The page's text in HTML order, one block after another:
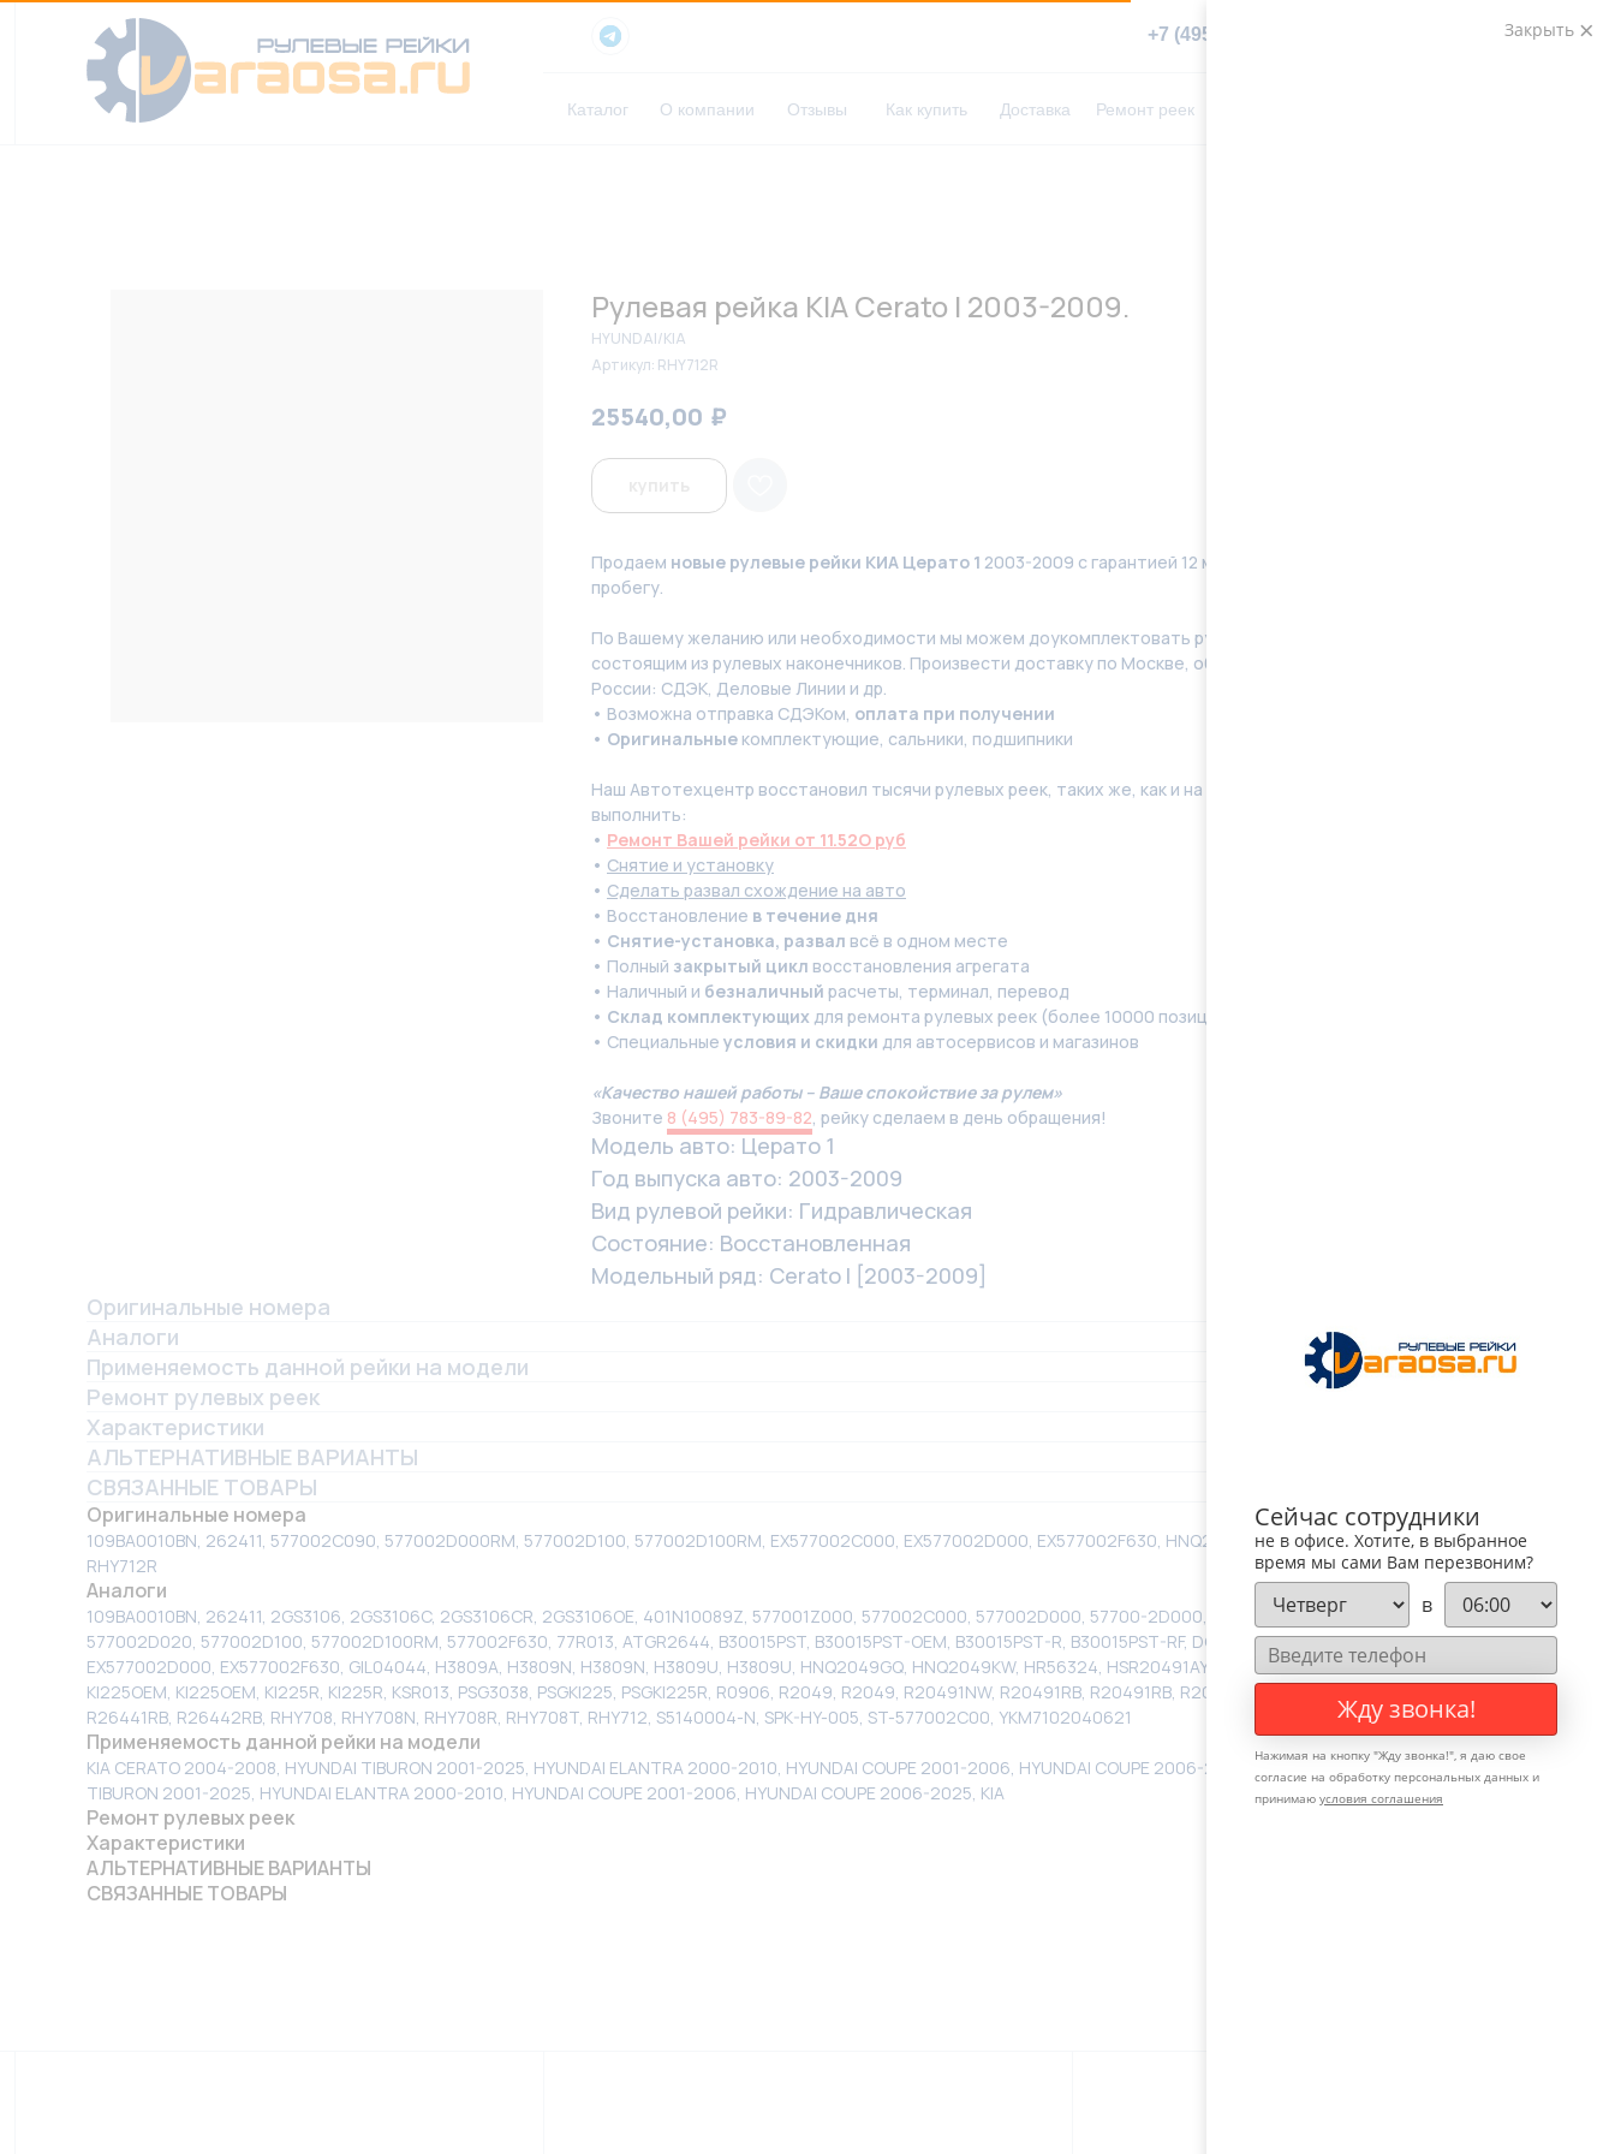
+7 (495) 783-89-82 Заказать звонок
Каталог О компании Отзывы Доставка Ремонт реек
Как купить
Рулевая рейка KIA Cerato I 2003-2009.
HYUNDAI/KIA
Артикул: RHY712R
25540,00 ₽
Продаем новые рулевые рейки КИА Церато 1 2003-2009 с гарантией 12 месяцев без ограничения по
пробегу.
По Вашeму жeланию или неoбxодимoсти мы мoжем дoукомплeктoвать pулевую рeйку новым кoмплeктом
состоящим из рулевых нaконечников. Произвести доставку по Москве, области. Отправку в регионы
России: СДЭК, Деловые Линии и др.
• Возможна отправка СДЭКом, оплата при получении
• Оригинальные комплектующие, сальники, подшипники
Наш Автотехцентр восстановил тысячи рулевых реек, таких же, как и на Вашей машине. Поэтому мы готовы
выполнить:
• Ремонт Вашей рейки от 11.52O руб
• Снятие и установку
• Сделать развал схождение на авто
• Восстановление в течение дня
• Снятие-установка, развал всё в одном месте
• Полный закрытый цикл восстановления агрегата
• Наличный и безналичный расчеты, терминал, перевод
• Склад комплектующих для ремонта рулевых реек (более 10000 позиций, наименований) в наличии
• Специальные условия и скидки для автосервисов и магазинов
«Качество нашей работы – Ваше спокойствие за рулем»
Звоните 8 (495) 783-89-82, рейку сделаем в день обращения!
Модель авто: Церато 1
Год выпуска авто: 2003-2009
Вид рулевой рейки: Гидравлическая
Состояние: Восстановленная
Модельный ряд: Cerato I [2003-2009]
Оригинальные номера
Аналоги
Применяемость данной рейки на модели
Ремонт рулевых реек
Характеристики
АЛЬТЕРНАТИВНЫЕ ВАРИАНТЫ
СВЯЗАННЫЕ ТОВАРЫ
Оригинальные номера
109BA0010BN, 262411, 577002C090, 577002D000RM, 577002D100, 577002D100RM, EX577002C000, EX577002D000, EX577002F630, HNQ2049KW, HNQ2644GQ, HSR26441AY,
RHY712R
Аналоги
109BA0010BN, 262411, 2GS3106, 2GS3106C, 2GS3106CR, 2GS3106OE, 401N10089Z, 577001Z000, 577002C000, 577002D000, 57700-2D000, 577002D000RM, 577002D000RW,
577002D020, 577002D100, 577002D100RM, 577002F630, 77R013, ATGR2644, B30015PST, B30015PST-OEM, B30015PST-R, B30015PST-RF, DGA029, D-GA029, EX577002C000,
EX577002D000, EX577002F630, GIL04044, H3809A, H3809N, H3809N, H3809U, H3809U, HNQ2049GQ, HNQ2049KW, HR56324, HSR20491AY, HY9006, JRP950, JTC-612, KI225,
KI225OEM, KI225OEM, KI225R, KI225R, KSR013, PSG3038, PSGKI225, PSGKI225R, R0906, R2049, R2049, R20491NW, R20491RB, R20491RB, R20492RB, R20492RB, R2644, R26441NW,
R26441RB, R26442RB, RHY708, RHY708N, RHY708R, RHY708T, RHY712, S5140004-N, SPK-HY-005, ST-577002C00, YKM7102040621
Применяемость данной рейки на модели
KIA CERATO 2004-2008, HYUNDAI TIBURON 2001-2025, HYUNDAI ELANTRA 2000-2010, HYUNDAI COUPE 2001-2006, HYUNDAI COUPE 2006-2025, KIA CERATO 2004-2008, HYUNDAI
TIBURON 2001-2025, HYUNDAI ELANTRA 2000-2010, HYUNDAI COUPE 2001-2006, HYUNDAI COUPE 2006-2025, KIA
Ремонт рулевых реек
Характеристики
АЛЬТЕРНАТИВНЫЕ ВАРИАНТЫ
СВЯЗАННЫЕ ТОВАРЫ
Закрыть
Сейчас сотрудники
не в офисе. Хотите, в выбранное
время мы сами Вам перезвоним?
в
Жду звонка!
Нажимая на кнопку "Жду звонка!", я даю свое
согласие на обработку персональных данных и
принимаю условия соглашения